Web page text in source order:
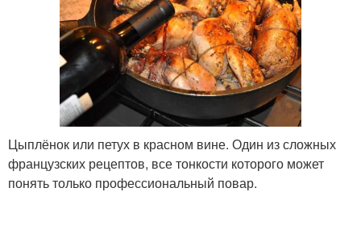
Цыплёнок или петух в красном вине. Один из сложных
французских рецептов, все тонкости которого может
понять только профессиональный повар.